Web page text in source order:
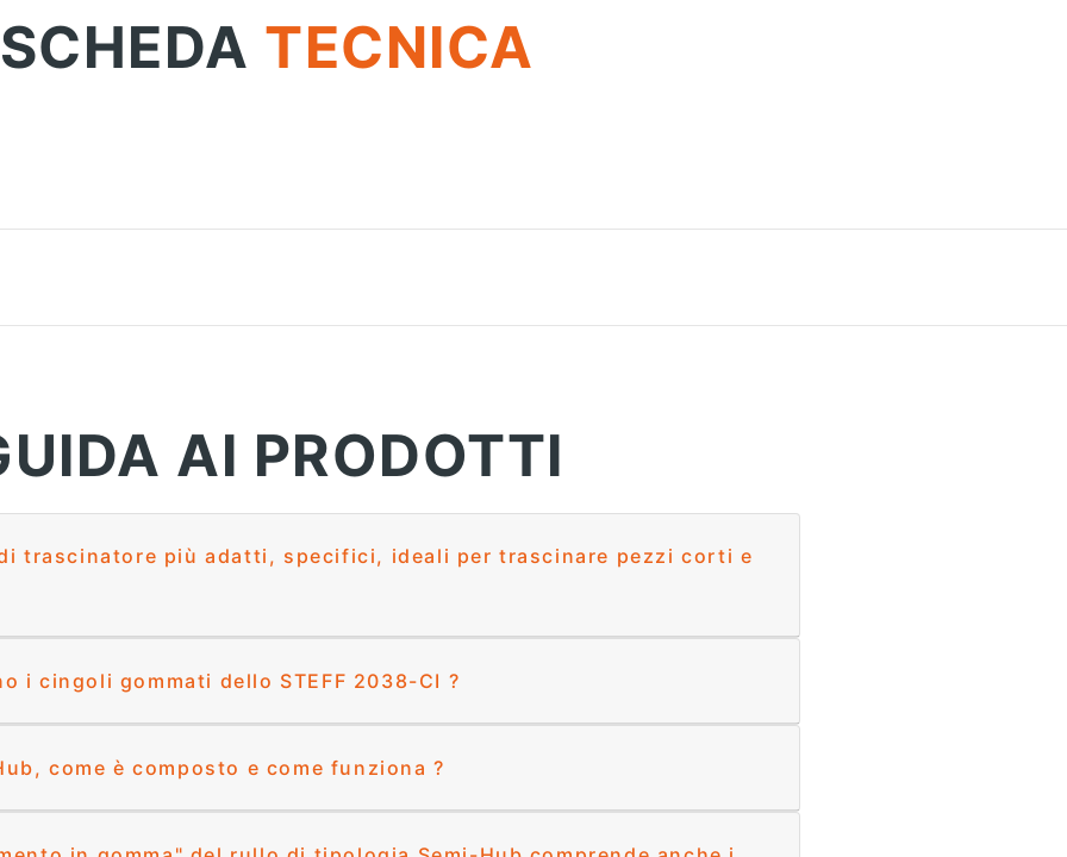
SCHEDA TECNICA
AI PRODOTTI
trascinatore più adatti, specifici, ideali per trascinare pezzi corti e
i cingoli gommati dello STEFF 2038-CI ?
Hub, come è composto e come funziona ?